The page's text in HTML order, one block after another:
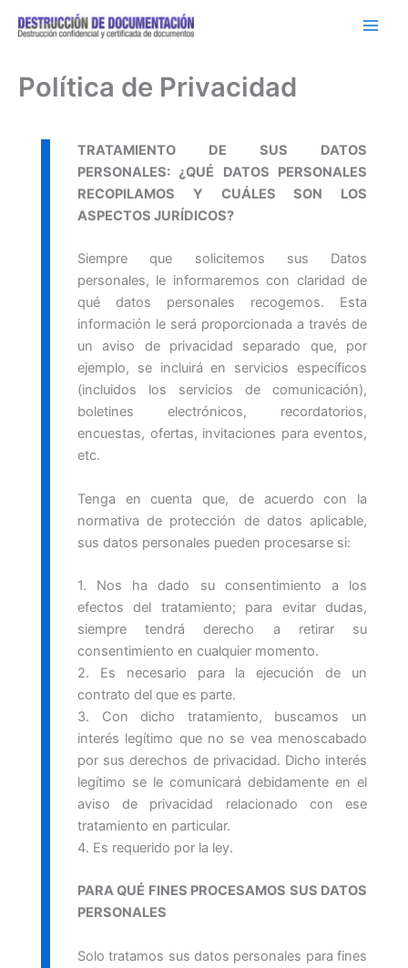
Política de Privacidad
TRATAMIENTO DE SUS DATOS
PERSONALES: ¿QUÉ DATOS PERSONALES
RECOPILAMOS Y CUÁLES SON LOS
ASPECTOS JURÍDICOS?
Siempre que solicitemos sus Datos
personales, le informaremos con claridad de
qué datos personales recogemos. Esta
información le será proporcionada a través de
un aviso de privacidad separado que, por
ejemplo, se incluirá en servicios específicos
(incluidos los servicios de comunicación),
boletines electrónicos, recordatorios,
encuestas, ofertas, invitaciones para eventos,
etc.
Tenga en cuenta que, de acuerdo con la
normativa de protección de datos aplicable,
sus datos personales pueden procesarse si:
1. Nos ha dado su consentimiento a los
efectos del tratamiento; para evitar dudas,
siempre tendrá derecho a retirar su
consentimiento en cualquier momento.
2. Es necesario para la ejecución de un
contrato del que es parte.
3. Con dicho tratamiento, buscamos un
interés legítimo que no se vea menoscabado
por sus derechos de privacidad. Dicho interés
legítimo se le comunicará debidamente en el
aviso de privacidad relacionado con ese
tratamiento en particular.
4. Es requerido por la ley.
PARA QUÉ FINES PROCESAMOS SUS DATOS
PERSONALES
Solo tratamos sus datos personales para fines